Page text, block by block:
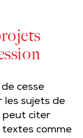
de cesse
les sujets de
peut citer
textes comme